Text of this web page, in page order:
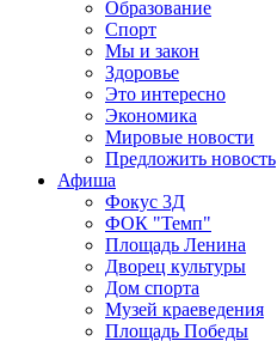
Образование
Спорт
Мы и закон
Здоровье
Это интересно
Экономика
Мировые новости
Предложить новость
Афиша
Фокус 3Д
ФОК "Темп"
Площадь Ленина
Дворец культуры
Дом спорта
Музей краеведения
Площадь Победы